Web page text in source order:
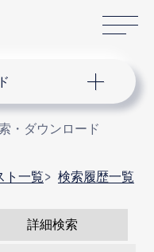
・ダウンロード
ト一覧 検索履歴一覧
詳細検索